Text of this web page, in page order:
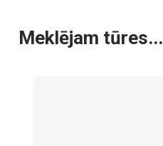
Meklējam tūres...